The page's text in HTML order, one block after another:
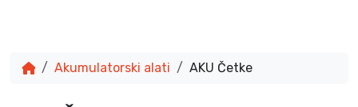
Akumulatorski alati AKU Četke